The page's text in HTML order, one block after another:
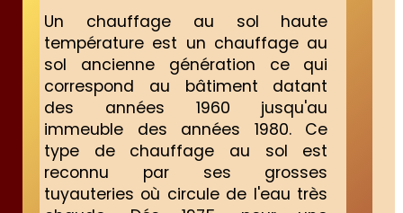
Un chauffage au sol haute
température est un chauffage au
sol ancienne génération ce qui
correspond au bâtiment datant
des années 1960 jusqu'au
immeuble des années 1980. Ce
type de chauffage au sol est
reconnu par ses grosses
tuyauteries où circule de l'eau très